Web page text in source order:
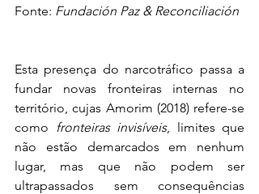
Fonte: Fundación Paz & Reconciliación
Esta presença do narcotráfico passa a
fundar novas fronteiras internas no
território, cujas Amorim (2018) refere-se
como
fronteiras invisíveis, limites que
não estão demarcados em nenhum
lugar, mas que não podem ser
ultrapassados sem consequências